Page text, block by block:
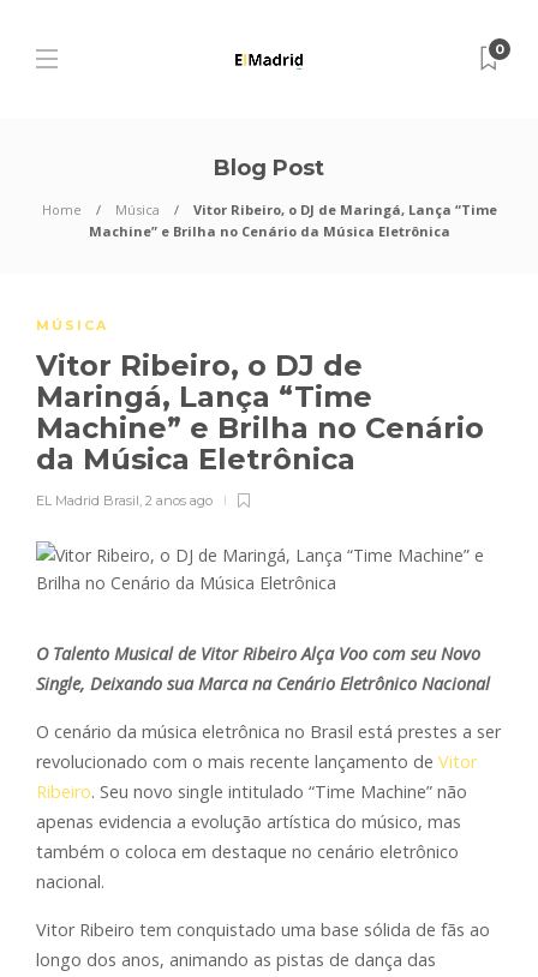
0
Blog Post
Home Música
Vitor Ribeiro, o DJ de Maringá, Lança “Time
Machine” e Brilha no Cenário da Música Eletrônica
MÚSICA
Vitor Ribeiro, o DJ de
Maringá, Lança “Time
Machine” e Brilha no Cenário
da Música Eletrônica
EL Madrid Brasil, 2 anos ago
O Talento Musical de Vitor Ribeiro Alça Voo com seu Novo
Single, Deixando sua Marca na Cenário Eletrônico Nacional
O cenário da música eletrônica no Brasil está prestes a ser
revolucionado com o mais recente lançamento de Vitor
Ribeiro. Seu novo single intitulado “Time Machine” não
apenas evidencia a evolução artística do músico, mas
também o coloca em destaque no cenário eletrônico
nacional.
Vitor Ribeiro tem conquistado uma base sólida de fãs ao
longo dos anos, animando as pistas de dança das